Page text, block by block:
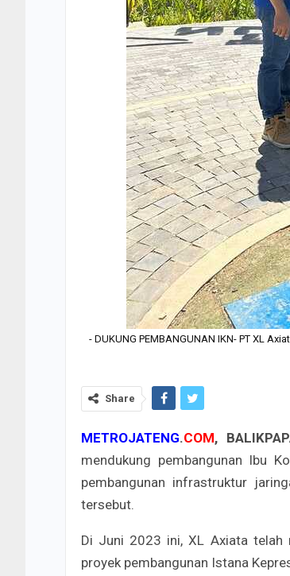
- DUKUNG PEMBANGUNAN IKN- PT XL
Share
METROJATENG.COM,
mendukung pembangunan Ibu
pembangunan infrastruktur
tersebut.
Di Juni 2023 ini, XL Axiata telah
proyek pembangunan Istana